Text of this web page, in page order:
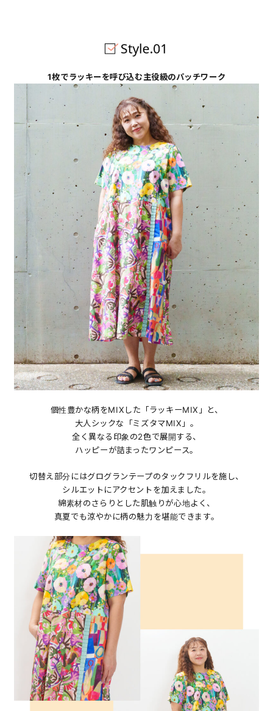
1枚でラッキーを呼び込む主役級のパッチワーク
個性豊かな柄をMIXした「ラッキーMIX」と、
大人シックな「ミズタマMIX」。
全く異なる印象の2色で展開する、
ハッピーが詰まったワンピース。
切替え部分にはグログランテープのタックフリルを施し、
シルエットにアクセントを加えました。
綿素材のさらりとした肌触りが心地よく、
真夏でも涼やかに柄の魅力を堪能できます。